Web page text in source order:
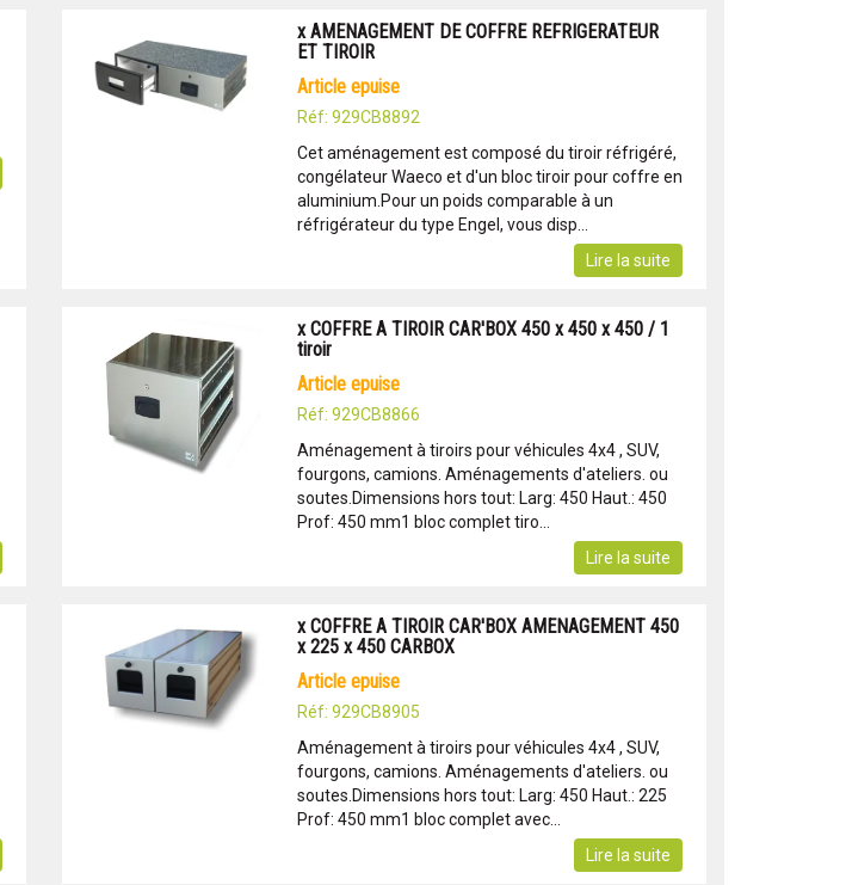
x AMENAGEMENT DE COFFRE REFRIGERATEUR
ET TIROIR
article epuise
Réf: 929CB8892
Cet aménagement est composé du tiroir réfrigéré,
congélateur Waeco et d'un bloc tiroir pour coffre en
aluminium.Pour un poids comparable à un
réfrigérateur du type Engel, vous disp...
Lire la suite
x COFFRE A TIROIR CAR'BOX 450 x 450 x 450 / 1
tiroir
article epuise
Réf: 929CB8866
Aménagement à tiroirs pour véhicules 4x4 , SUV,
fourgons, camions. Aménagements d'ateliers. ou
soutes.Dimensions hors tout: Larg: 450 Haut.: 450
Prof: 450 mm1 bloc complet tiro...
Lire la suite
x COFFRE A TIROIR CAR'BOX AMENAGEMENT 450
x 225 x 450 CARBOX
article epuise
Réf: 929CB8905
Aménagement à tiroirs pour véhicules 4x4 , SUV,
fourgons, camions. Aménagements d'ateliers. ou
soutes.Dimensions hors tout: Larg: 450 Haut.: 225
Prof: 450 mm1 bloc complet avec...
Lire la suite